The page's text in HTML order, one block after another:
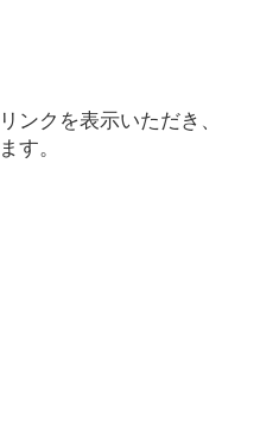
ンクを表示いただき、
す。